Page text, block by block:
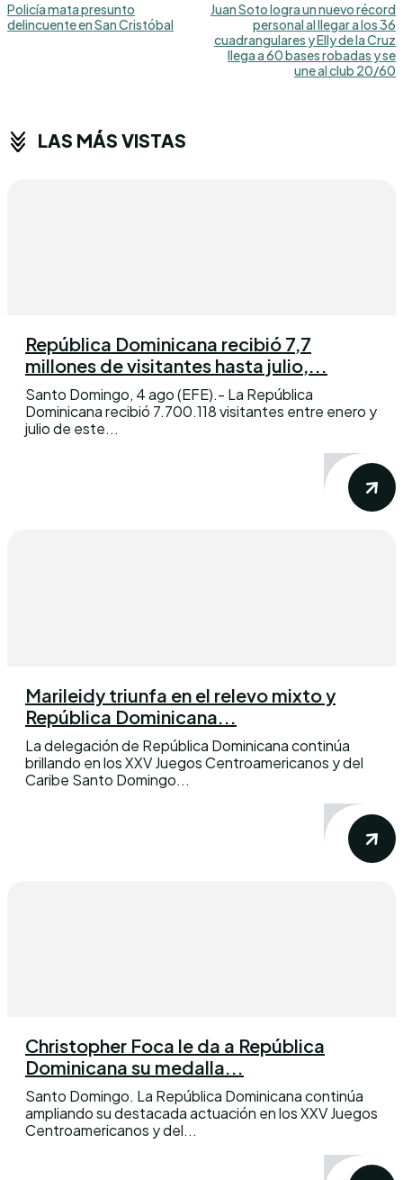
Policía mata presunto
delincuente en San Cristóbal
Juan Soto logra un nuevo récord
personal al llegar a los 36
cuadrangulares y Elly de la Cruz
llega a 60 bases robadas y se
une al club 20/60
LAS MÁS VISTAS
República Dominicana recibió 7,7
millones de visitantes hasta julio,...
Santo Domingo, 4 ago (EFE).- La República
Dominicana recibió 7.700.118 visitantes entre enero y
julio de este...
Marileidy triunfa en el relevo mixto y
República Dominicana...
La delegación de República Dominicana continúa
brillando en los XXV Juegos Centroamericanos y del
Caribe Santo Domingo...
Christopher Foca le da a República
Dominicana su medalla...
Santo Domingo. La República Dominicana continúa
ampliando su destacada actuación en los XXV Juegos
Centroamericanos y del...